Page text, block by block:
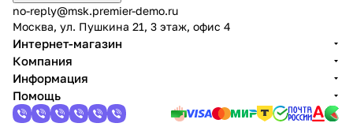
no-reply@msk.premier-demo.ru
Москва, ул. Пушкина 21, 3 этаж, офис 4
Интернет-магазин
Компания
Информация
Помощь